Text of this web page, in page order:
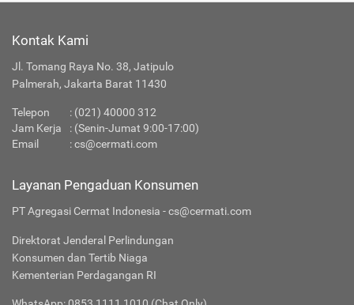
Kontak Kami
Jl. Tomang Raya No. 38, Jatipulo
Palmerah, Jakarta Barat 11430
Telepon : (021) 40000 312
Jam Kerja
: (Senin-Jumat 9:00-17:00)
Email
:cs@cermati.com
Layanan Pengaduan Konsumen
PT Agregasi Cermat Indonesia - cs@cermati.com
Direktorat Jenderal Perlindungan
Konsumen dan Tertib Niaga
Kementerian Perdagangan RI